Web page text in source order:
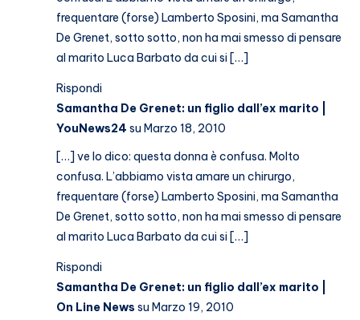
frequentare (forse) Lamberto Sposini, ma Samantha
De Grenet, sotto sotto, non ha mai smesso di pensare
al marito Luca Barbato da cui si […]
Rispondi
Samantha De Grenet: un figlio dall’ex marito |
YouNews24 su Marzo 18, 2010
[…] ve lo dico: questa donna è confusa. Molto
confusa. L’abbiamo vista amare un chirurgo,
frequentare (forse) Lamberto Sposini, ma Samantha
De Grenet, sotto sotto, non ha mai smesso di pensare
al marito Luca Barbato da cui si […]
Rispondi
Samantha De Grenet: un figlio dall’ex marito |
On Line News su Marzo 19, 2010